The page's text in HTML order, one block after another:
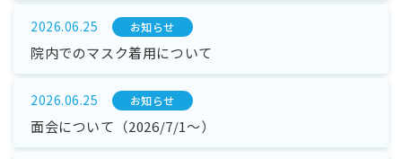
2026.06.25 お知らせ
院内でのマスク着用について
2026.06.25 お知らせ
面会について（2026/7/1～）